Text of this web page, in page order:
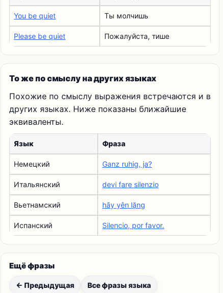
You be quiet Ты молчишь
Please be quiet Пожалуйста, тише
То же по смыслу на других языках
Похожие по смыслу выражения встречаются и в
других языках. Ниже показаны ближайшие
эквиваленты.
Язык Фраза
Немецкий Ganz ruhig, ja?
Итальянский devi fare silenzio
Вьетнамский hãy yên lặng
Испанский Silencio, por favor.
Ещё фразы
← Предыдущая Все фразы языка